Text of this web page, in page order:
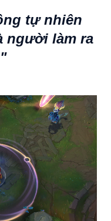
tự nhiên
người làm ra